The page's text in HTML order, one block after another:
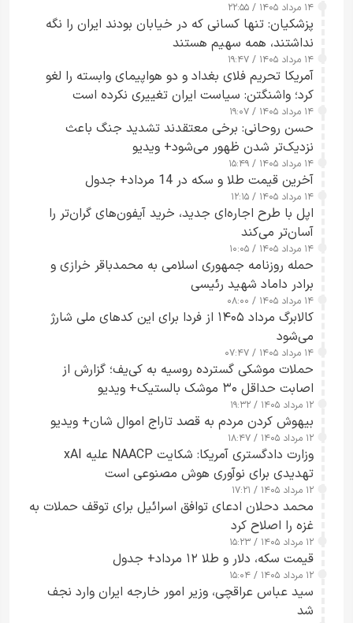
۱۴ مرداد ۱۴۰۵ / ۲۲:۵۵
پزشکیان: تنها کسانی که در خیابان بودند ایران را نگه
نداشتند، همه سهیم هستند
۱۴ مرداد ۱۴۰۵ / ۱۹:۴۷
آمریکا تحریم فلای بغداد و دو هواپیمای وابسته را لغو
کرد؛ واشنگتن: سیاست ایران تغییری نکرده است
۱۴ مرداد ۱۴۰۵ / ۱۹:۰۷
حسن روحانی: برخی معتقدند تشدید جنگ باعث
نزدیک‌تر شدن ظهور می‌شود+ ویدیو
۱۴ مرداد ۱۴۰۵ / ۱۵:۴۹
آخرین قیمت طلا و سکه در 14 مرداد+ جدول
۱۴ مرداد ۱۴۰۵ / ۱۲:۱۵
اپل با طرح اجاره‌ای جدید، خرید آیفون‌های گران‌تر را
آسان‌تر می‌کند
۱۴ مرداد ۱۴۰۵ / ۱۰:۰۵
حمله روزنامه جمهوری اسلامی به محمدباقر خرازی و
برادر داماد شهید رئیسی
۱۴ مرداد ۱۴۰۵ / ۰۸:۰۰
کالابرگ مرداد ۱۴۰۵ از فردا برای این کدهای ملی شارژ
می‌شود
۱۴ مرداد ۱۴۰۵ / ۰۷:۴۷
حملات موشکی گسترده روسیه به کی‌یف؛ گزارش از
اصابت حداقل ۳۰ موشک بالستیک+ ویدیو
۱۲ مرداد ۱۴۰۵ / ۱۹:۳۲
بیهوش کردن مردم به قصد تاراج اموال شان+ ویدیو
۱۲ مرداد ۱۴۰۵ / ۱۸:۴۷
وزارت دادگستری آمریکا: شکایت NAACP علیه xAI
تهدیدی برای نوآوری هوش مصنوعی است
۱۲ مرداد ۱۴۰۵ / ۱۷:۲۱
محمد دحلان ادعای توافق اسرائیل برای توقف حملات به
غزه را اصلاح کرد
۱۲ مرداد ۱۴۰۵ / ۱۵:۲۳
قیمت سکه، دلار و طلا ۱۲ مرداد+ جدول
۱۲ مرداد ۱۴۰۵ / ۱۵:۰۴
سید عباس عراقچی، وزیر امور خارجه ایران وارد نجف
شد